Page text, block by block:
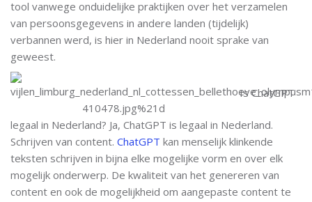
tool vanwege onduidelijke praktijken over het verzamelen
van persoonsgegevens in andere landen (tijdelijk)
verbannen werd, is hier in Nederland nooit sprake van
geweest.
Is ChatGPT
legaal in Nederland? Ja, ChatGPT is legaal in Nederland.
Schrijven van content. ChatGPT kan menselijk klinkende
teksten schrijven in bijna elke mogelijke vorm en over elk
mogelijk onderwerp. De kwaliteit van het genereren van
content en ook de mogelijkheid om aangepaste content te